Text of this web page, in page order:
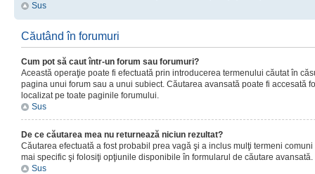
Sus
Căutând în forumuri
Cum pot să caut într-un forum sau forumuri?
Această operaţie poate fi efectuată prin introducerea termenului căutat în
pagina unui forum sau a unui subiect. Căutarea avansată poate fi accesată
localizat pe toate paginile forumului.
Sus
De ce căutarea mea nu returnează niciun rezultat?
Căutarea efectuată a fost probabil prea vagă şi a inclus mulţi termeni
mai specific şi folosiţi opţiunile disponibile în formularul de căutare avansată.
Sus